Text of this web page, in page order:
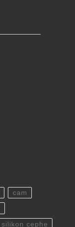
cam
silikon cephe